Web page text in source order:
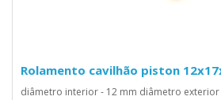
Rolamento cavilhão piston
diâmetro interior - 12 mm diâmetro exterior